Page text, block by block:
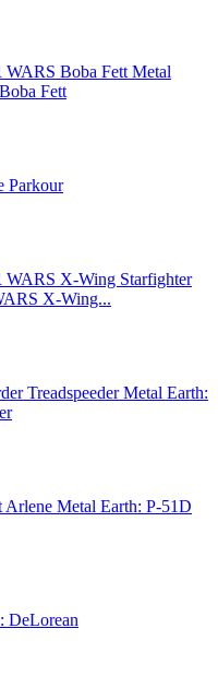
Metal
Fett
Parkour
X-Wing...
Metal Earth:
Metal Earth: P-51D
DeLorean